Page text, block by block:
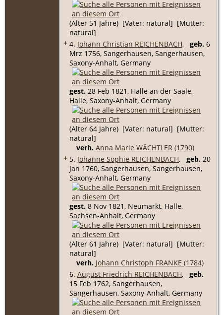
(Alter 51 Jahre) [Vater: natural] [Mutter:
natural]
+ 4. Johann Christian REICHENBACH, geb. 6
Mrz 1756, Sangerhausen, Sangerhausen,
Saxony-Anhalt, Germany
gest. 28 Feb 1821, Halle an der Saale,
Halle, Saxony-Anhalt, Germany
(Alter 64 Jahre) [Vater: natural] [Mutter:
natural]
verh. Anna Marie WÄCHTLER (1790)
+ 5. Johanne Sophie REICHENBACH, geb. 20
Jan 1760, Sangerhausen, Sangerhausen,
Saxony-Anhalt, Germany
gest. 8 Nov 1821, Neumarkt, Halle,
Sachsen-Anhalt, Germany
(Alter 61 Jahre) [Vater: natural] [Mutter:
natural]
verh. Johann Christoph FRANKE (1784)
6. August Friedrich REICHENBACH, geb.
15 Feb 1762, Sangerhausen,
Sangerhausen, Saxony-Anhalt, Germany